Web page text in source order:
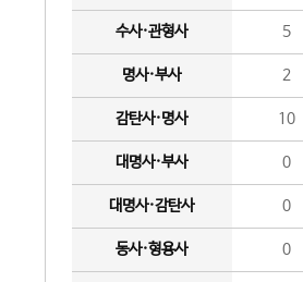
수사·관형사 5
명사·부사 2
감탄사·명사 10
대명사·부사 0
대명사·감탄사 0
동사·형용사 0